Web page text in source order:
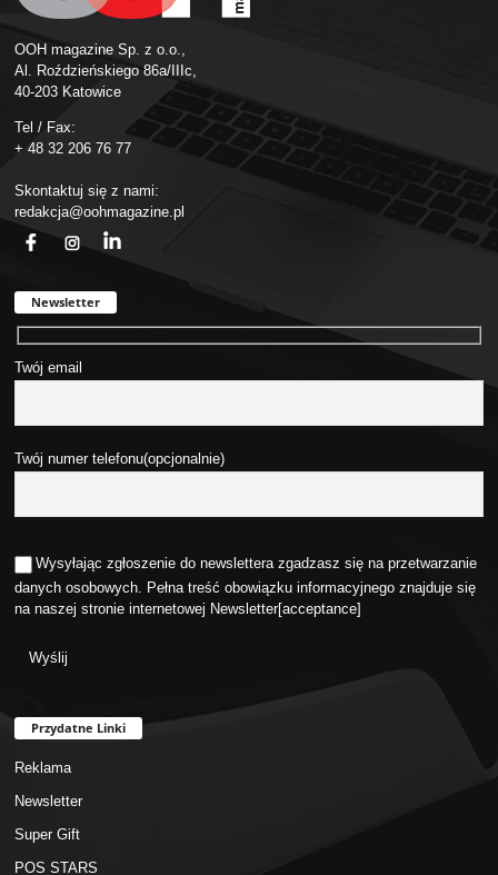
OOH magazine Sp. z o.o.,
Al. Roździeńskiego 86a/IIIc,
40-203 Katowice
Tel / Fax:
+ 48 32 206 76 77
Skontaktuj się z nami:
redakcja@oohmagazine.pl
Newsletter
Twój email
Twój numer telefonu(opcjonalnie)
Wysyłając zgłoszenie do newslettera zgadzasz się na przetwarzanie
danych osobowych. Pełna treść obowiązku informacyjnego znajduje się
na naszej stronie internetowej Newsletter[acceptance]
Przydatne Linki
Reklama
Newsletter
Super Gift
POS STARS